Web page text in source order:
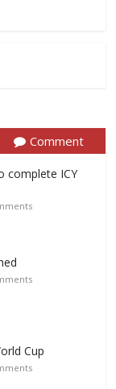
Comment
complete ICY
Cup